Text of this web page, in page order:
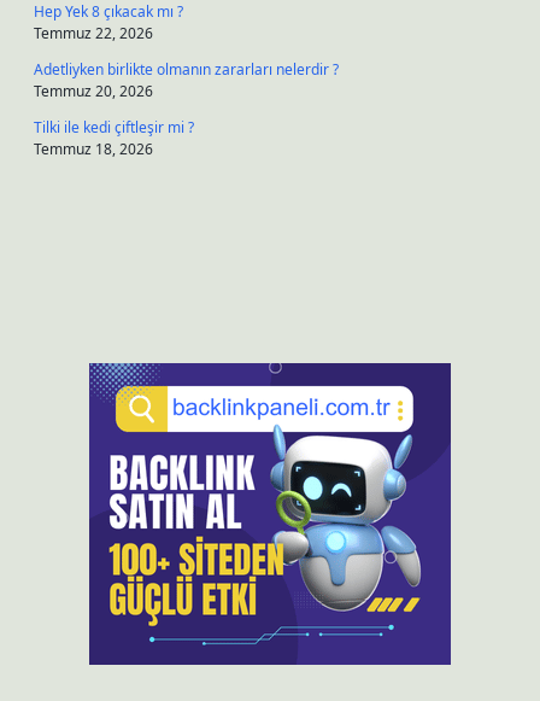
Hep Yek 8 çıkacak mı ?
Temmuz 22, 2026
Adetliyken birlikte olmanın zararları nelerdir ?
Temmuz 20, 2026
Tilki ile kedi çiftleşir mi ?
Temmuz 18, 2026